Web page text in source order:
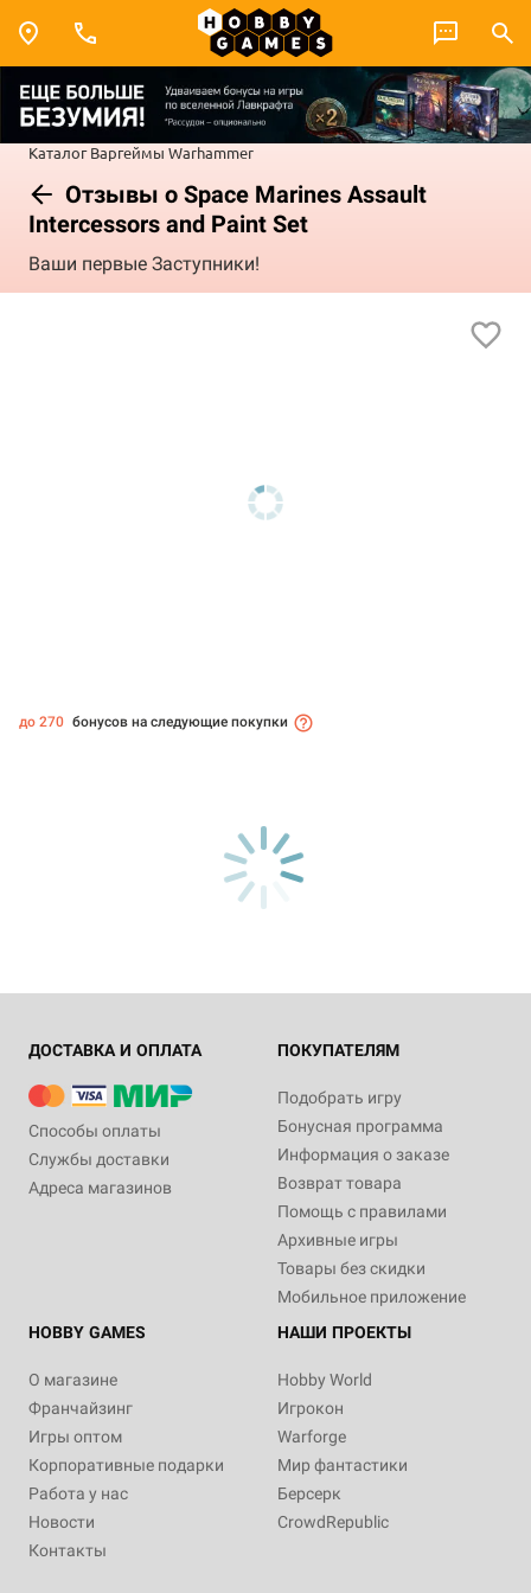
Каталог Варгеймы Warhammer
Отзывы о Space Marines Assault
Intercessors and Paint Set
Ваши первые Заступники!
до 270 бонусов на следующие покупки
ДОСТАВКА И ОПЛАТА
Способы оплаты
Службы доставки
Адреса магазинов
ПОКУПАТЕЛЯМ
Подобрать игру
Бонусная программа
Информация о заказе
Возврат товара
Помощь с правилами
Архивные игры
Товары без скидки
Мобильное приложение
HOBBY GAMES
О магазине
Франчайзинг
Игры оптом
Корпоративные подарки
Работа у нас
Новости
Контакты
НАШИ ПРОЕКТЫ
Hobby World
Игрокон
Warforge
Мир фантастики
Берсерк
CrowdRepublic